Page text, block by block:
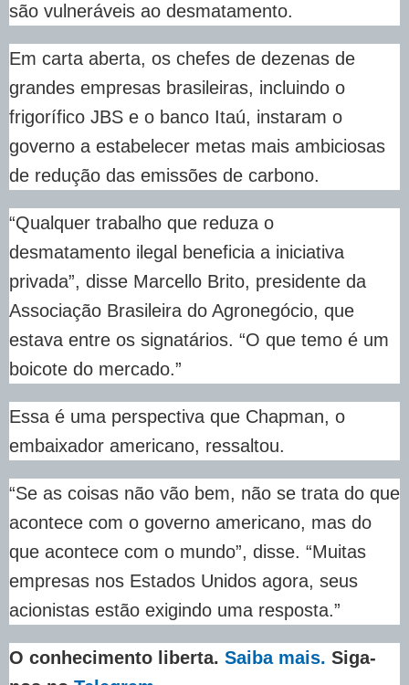
são vulneráveis ao desmatamento.
Em carta aberta, os chefes de dezenas de
grandes empresas brasileiras, incluindo o
frigorífico JBS e o banco Itaú, instaram o
governo a estabelecer metas mais ambiciosas
de redução das emissões de carbono.
“Qualquer trabalho que reduza o
desmatamento ilegal beneficia a iniciativa
privada”, disse Marcello Brito, presidente da
Associação Brasileira do Agronegócio, que
estava entre os signatários. “O que temo é um
boicote do mercado.”
Essa é uma perspectiva que Chapman, o
embaixador americano, ressaltou.
“Se as coisas não vão bem, não se trata do que
acontece com o governo americano, mas do
que acontece com o mundo”, disse. “Muitas
empresas nos Estados Unidos agora, seus
acionistas estão exigindo uma resposta.”
O conhecimento liberta. Saiba mais. Siga-